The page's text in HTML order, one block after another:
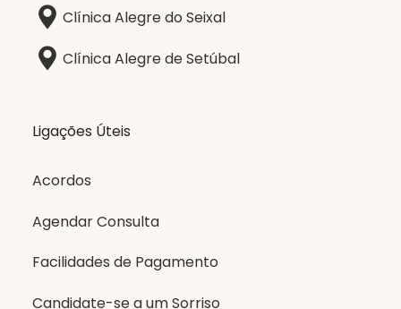
Clínica Alegre do Seixal
Clínica Alegre de Setúbal
Ligações Úteis
Acordos
Agendar Consulta
Facilidades de Pagamento
Candidate-se a um Sorriso